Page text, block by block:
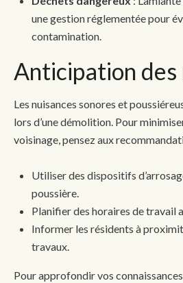
une gestion réglementée pour
contamination.
Anticipation des
Les nuisances sonores et
lors d’une démolition. Pour
voisinage, pensez aux
Utiliser des dispositifs
poussière.
Planifier des horaires de travail
Informer les résidents à
travaux.
Pour approfondir vos